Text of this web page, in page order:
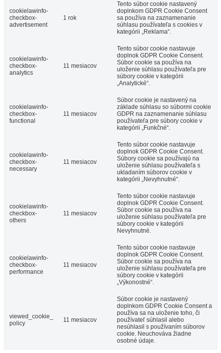
cookielawinfo-
checkbox-
advertisement
1 rok
Tento súbor cookie nastavený
doplnkom GDPR Cookie Consent
sa používa na zaznamenanie
súhlasu používateľa s cookies v
kategórii „Reklama“.
cookielawinfo-
checkbox-
analytics
11 mesiacov
Tento súbor cookie nastavuje
doplnok GDPR Cookie Consent.
Súbor cookie sa používa na
uloženie súhlasu používateľa pre
súbory cookie v kategórii
„Analytické“.
cookielawinfo-
checkbox-
functional
11 mesiacov
Súbor cookie je nastavený na
základe súhlasu so súbormi cookie
GDPR na zaznamenanie súhlasu
používateľa pre súbory cookie v
kategórii „Funkčné“.
cookielawinfo-
checkbox-
necessary
11 mesiacov
Tento súbor cookie nastavuje
doplnok GDPR Cookie Consent.
Súbory cookie sa používajú na
uloženie súhlasu používateľa s
ukladaním súborov cookie v
kategórii „Nevyhnutné“.
cookielawinfo-
checkbox-
others
11 mesiacov
Tento súbor cookie nastavuje
doplnok GDPR Cookie Consent.
Súbor cookie sa používa na
uloženie súhlasu používateľa pre
súbory cookie v kategórii
Nevyhnutné.
cookielawinfo-
checkbox-
performance
11 mesiacov
Tento súbor cookie nastavuje
doplnok GDPR Cookie Consent.
Súbor cookie sa používa na
uloženie súhlasu používateľa pre
súbory cookie v kategórii
„Výkonostné“.
viewed_cookie_
policy
11 mesiacov
Súbor cookie je nastavený
doplnkom GDPR Cookie Consent a
používa sa na uloženie toho, či
používateľ súhlasil alebo
nesúhlasil s používaním súborov
cookie. Neuchováva žiadne
osobné údaje.